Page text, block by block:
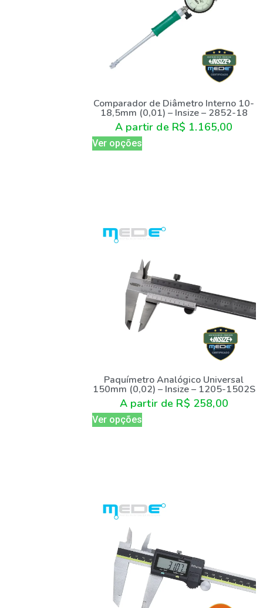
Comparador de Diâmetro Interno 10-
18,5mm (0,01) – Insize – 2852-18
A partir de R$ 1.165,00
Ver opções
Paquímetro Analógico Universal
150mm (0,02) – Insize – 1205-1502S
A partir de R$ 258,00
Ver opções